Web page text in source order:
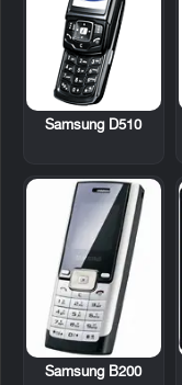
Samsung D510
Samsung B200